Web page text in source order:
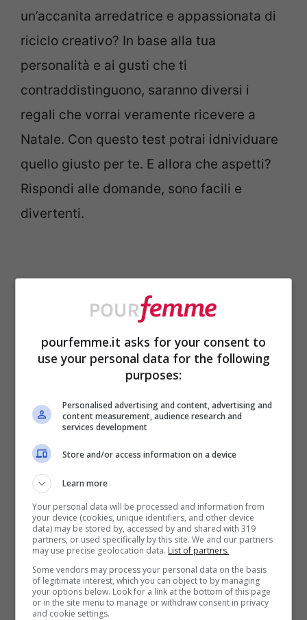
un’accanita arredatrice e appassionata di
riciclo creativo? In base alla tua
personalità e ai gusti che ti
contraddistinguono, saranno diversi i
regali che vorrai veramente ricevere a
Natale. Con questo test potrai idnividuare
quello giusto per te. E allora che aspetti?
Rispondi alle domande, sono facili e
divertenti.
ULTIMI ARTICOLI
pourfemme.it asks for your consent to
use your personal data for the following
purposes:
Personalised advertising and content, advertising and
content measurement, audience research and
services development
Store and/or access information on a device
Learn more
Your personal data will be processed and information from
your device (cookies, unique identifiers, and other device
data) may be stored by, accessed by and shared with 319
partners, or used specifically by this site. We and our partners
may use precise geolocation data. List of partners.
Some vendors may process your personal data on the basis
of legitimate interest, which you can object to by managing
your options below. Look for a link at the bottom of this page
or in the site menu to manage or withdraw consent in privacy
and cookie settings.